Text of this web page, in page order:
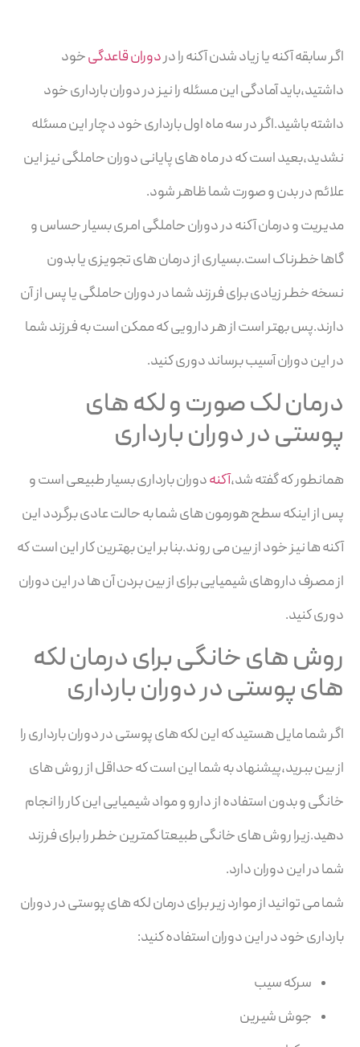
اگر سابقه آکنه یا زیاد شدن آکنه را دردوران قاعدگیخود
داشتید،باید آمادگی این مسئله را نیز در دوران بارداری خود
داشته باشید.اگر در سه ماه اول بارداری خود دچار این مسئله
نشدید،بعید است که در ماه های پایانی دوران حاملگی نیز این
علائم در بدن و صورت شما ظاهر شود.
مدیریت و درمان آکنه در دوران حاملگی امری بسیار حساس و
گاها خطرناک است.بسیاری از درمان های تجویزی یا بدون
نسخه خطر زیادی برای فرزند شما در دوران حاملگی یا پس از آن
دارند.پس بهتر است از هر دارویی که ممکن است به فرزند شما
در این دوران آسیب برساند دوری کنید.
درمان لک صورت و لکه های
پوستی در دوران بارداری
همانطور که گفته شد،آکنهدوران بارداری بسیار طبیعی است و
پس از اینکه سطح هورمون های شما به حالت عادی برگردد این
آکنه ها نیز خود از بین می روند.بنا بر این بهترین کار این است که
از مصرف داروهای شیمیایی برای از بین بردن آن ها در این دوران
دوری کنید.
روش های خانگی برای درمان لکه
های پوستی در دوران بارداری
اگر شما مایل هستید که این لکه های پوستی در دوران بارداری را
از بین ببرید،پیشنهاد به شما این است که حداقل از روش های
خانگی و بدون استفاده از دارو و مواد شیمیایی این کار را انجام
دهید.زیرا روش های خانگی طبیعتا کمترین خطر را برای فرزند
شما در این دوران دارد.
شما می توانید از موارد زیر برای درمان لکه های پوستی در دوران
بارداری خود در این دوران استفاده کنید:
سرکه سیب
جوش شیرین